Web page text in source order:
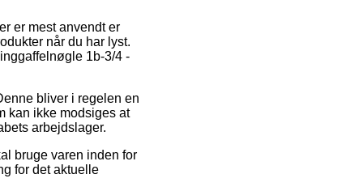
er mest anvendt er
når du har lyst.
1b-3/4 -
bliver i regelen en
kan ikke modsiges at
arbejdslager.
bruge varen inden for
for det aktuelle